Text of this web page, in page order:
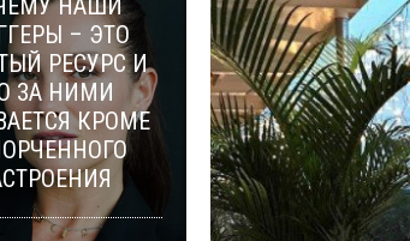
НАШИ
– ЭТО
РЕСУРС И
ЗА НИМИ
КРОМЕ